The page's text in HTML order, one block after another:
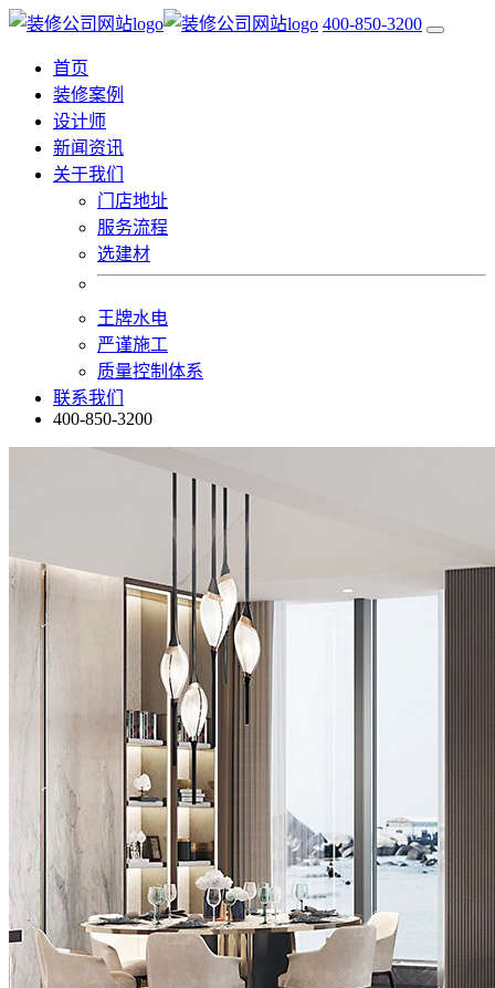
400-850-3200
首页
装修案例
设计师
新闻资讯
关于我们
门店地址
服务流程
选建材
王牌水电
严谨施工
质量控制体系
联系我们
400-850-3200